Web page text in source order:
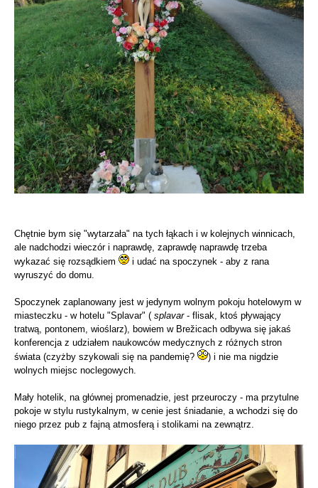
Chętnie bym się "wytarzała" na tych łąkach i w kolejnych winnicach,
ale nadchodzi wieczór i naprawdę, zaprawdę naprawdę trzeba
wykazać się rozsądkiem
i udać na spoczynek - aby z rana
wyruszyć do domu.
Spoczynek zaplanowany jest w jedynym wolnym pokoju hotelowym w
miasteczku - w hotelu "Splavar" ( splavar- flisak, ktoś pływający
tratwą, pontonem, wioślarz), bowiem w Brežicach odbywa się jakaś
konferencja z udziałem naukowców medycznych z różnych stron
świata (czyżby szykowali się na pandemię?
) i nie ma nigdzie
wolnych miejsc noclegowych.
Mały hotelik, na głównej promenadzie, jest przeuroczy - ma przytulne
pokoje w stylu rustykalnym, w cenie jest śniadanie, a wchodzi się do
niego przez pub z fajną atmosferą i stolikami na zewnątrz.